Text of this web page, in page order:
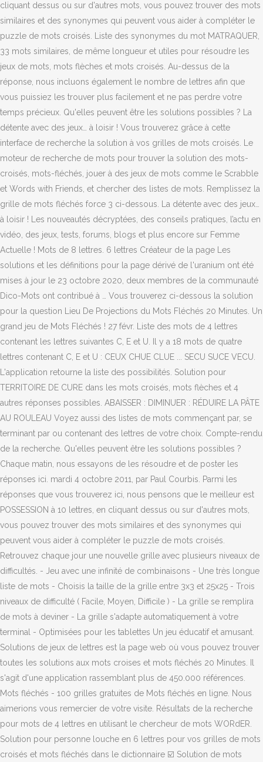
cliquant dessus ou sur d'autres mots, vous pouvez trouver des mots
similaires et des synonymes qui peuvent vous aider à compléter le
puzzle de mots croisés. Liste des synonymes du mot MATRAQUER,
33 mots similaires, de même longueur et utiles pour résoudre les
jeux de mots, mots flèches et mots croisés. Au-dessus de la
réponse, nous incluons également le nombre de lettres afin que
vous puissiez les trouver plus facilement et ne pas perdre votre
temps précieux. Qu'elles peuvent être les solutions possibles ? La
détente avec des jeux… à loisir ! Vous trouverez grâce à cette
interface de recherche la solution à vos grilles de mots croisés. Le
moteur de recherche de mots pour trouver la solution des mots-
croisés, mots-fléchés, jouer à des jeux de mots comme le Scrabble
et Words with Friends, et chercher des listes de mots. Remplissez la
grille de mots fléchés force 3 ci-dessous. La détente avec des jeux…
à loisir ! Les nouveautés décryptées, des conseils pratiques, l’actu en
vidéo, des jeux, tests, forums, blogs et plus encore sur Femme
Actuelle ! Mots de 8 lettres. 6 lettres Créateur de la page Les
solutions et les définitions pour la page dérivé de l'uranium ont été
mises à jour le 23 octobre 2020, deux membres de la communauté
Dico-Mots ont contribué à … Vous trouverez ci-dessous la solution
pour la question Lieu De Projections du Mots Fléchés 20 Minutes. Un
grand jeu de Mots Fléchés ! 27 févr. Liste des mots de 4 lettres
contenant les lettres suivantes C, E et U. Il y a 18 mots de quatre
lettres contenant C, E et U : CEUX CHUE CLUE ... SECU SUCE VECU.
L'application retourne la liste des possibilités. Solution pour
TERRITOIRE DE CURE dans les mots croisés, mots flèches et 4
autres réponses possibles. ABAISSER : DIMINUER : RÉDUIRE LA PÂTE
AU ROULEAU Voyez aussi des listes de mots commençant par, se
terminant par ou contenant des lettres de votre choix. Compte-rendu
de la recherche. Qu'elles peuvent être les solutions possibles ?
Chaque matin, nous essayons de les résoudre et de poster les
réponses ici. mardi 4 octobre 2011, par Paul Courbis. Parmi les
réponses que vous trouverez ici, nous pensons que le meilleur est
POSSESSION à 10 lettres, en cliquant dessus ou sur d'autres mots,
vous pouvez trouver des mots similaires et des synonymes qui
peuvent vous aider à compléter le puzzle de mots croisés.
Retrouvez chaque jour une nouvelle grille avec plusieurs niveaux de
difficultés. - Jeu avec une infinité de combinaisons - Une très longue
liste de mots - Choisis la taille de la grille entre 3x3 et 25x25 - Trois
niveaux de difficulté ( Facile, Moyen, Difficile ) - La grille se remplira
de mots à deviner - La grille s'adapte automatiquement à votre
terminal - Optimisées pour les tablettes Un jeu éducatif et amusant.
Solutions de jeux de lettres est la page web où vous pouvez trouver
toutes les solutions aux mots croises et mots fléchés 20 Minutes. Il
s'agit d'une application rassemblant plus de 450.000 références.
Mots fléchés - 100 grilles gratuites de Mots fléchés en ligne. Nous
aimerions vous remercier de votre visite. Résultats de la recherche
pour mots de 4 lettres en utilisant le chercheur de mots WORdER.
Solution pour personne louche en 6 lettres pour vos grilles de mots
croisés et mots fléchés dans le dictionnaire ☑️ Solution de mots